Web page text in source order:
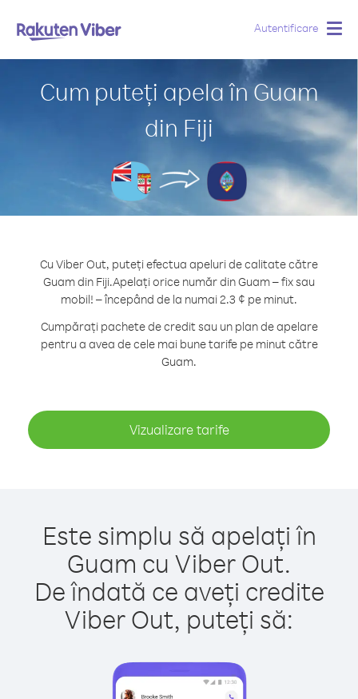
Autentificare
Cum puteți apela în Guam
din Fiji
Cu Viber Out, puteți efectua apeluri de calitate către
Guam din Fiji.Apelați orice număr din Guam – fix sau
mobil! – începând de la numai 2.3 ¢ pe minut.
Cumpărați pachete de credit sau un plan de apelare
pentru a avea de cele mai bune tarife pe minut către
Guam.
Vizualizare tarife
Este simplu să apelați în
Guam cu Viber Out.
De îndată ce aveți credite
Viber Out, puteți să: